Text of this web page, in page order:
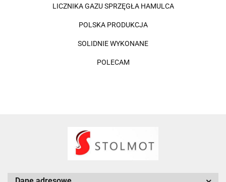
LICZNIKA GAZU SPRZĘGŁA HAMULCA
POLSKA PRODUKCJA
SOLIDNIE WYKONANE
POLECAM